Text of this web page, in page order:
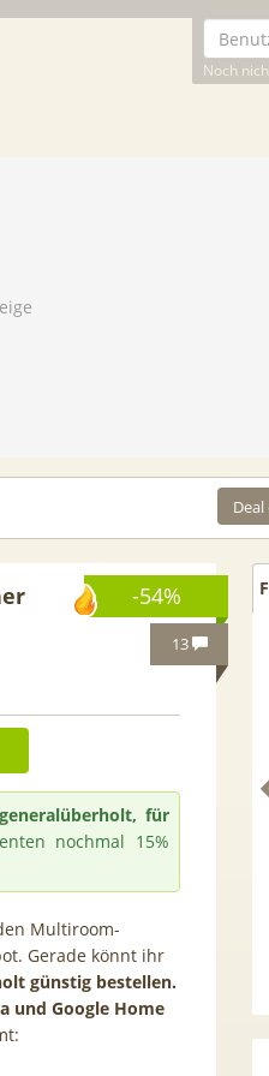
Noch
-54%
13
für
nochmal 15%
Multiroom-
Gerade könnt ihr
günstig bestellen.
und Google Home
Wechselbonus! 🎉 50GB 5G
Allnet für 7,99€ mtl.
Anschlusskosten |